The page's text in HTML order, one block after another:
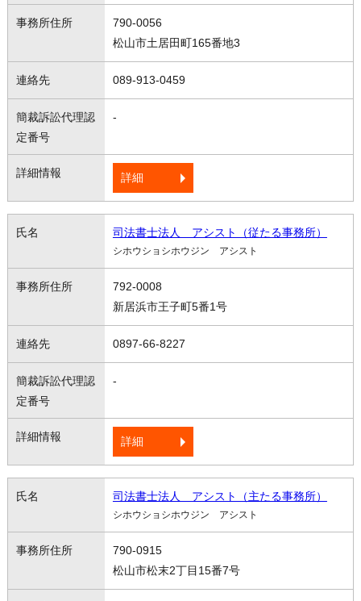
790-0056
松山市土居田町165番地3
089-913-0459
-
詳細
司法書士法人 アシスト（従たる事務所）
シホウショシホウジン アシスト
792-0008
新居浜市王子町5番1号
0897-66-8227
-
詳細
司法書士法人 アシスト（主たる事務所）
シホウショシホウジン アシスト
790-0915
松山市松末2丁目15番7号